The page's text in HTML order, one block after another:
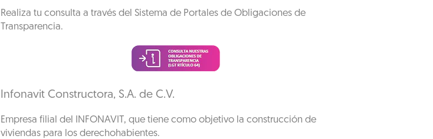
Realiza tu consulta a través del Sistema de Portales de Obligaciones de
Transparencia.
Infonavit Constructora, S.A. de C.V.
Empresa filial del INFONAVIT, que tiene como objetivo la construcción de
viviendas para los derechohabientes.